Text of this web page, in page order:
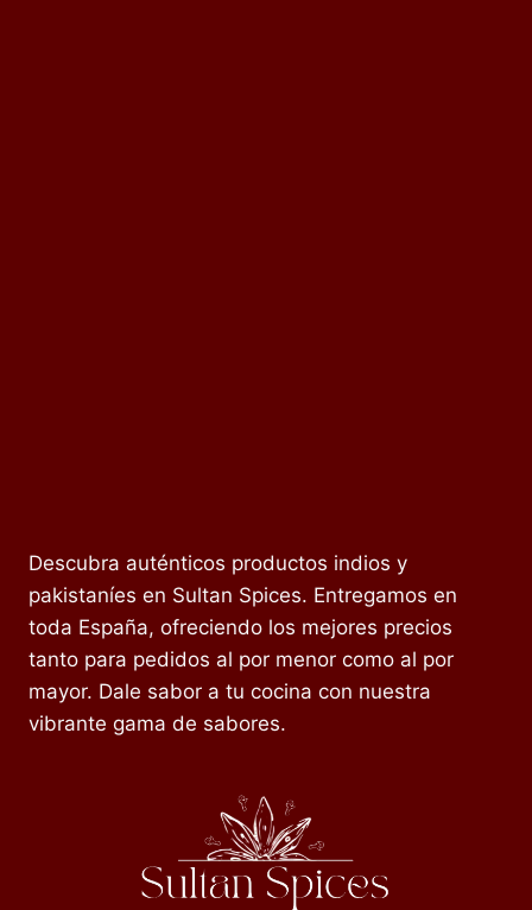
Descubra auténticos productos indios y
pakistaníes en Sultan Spices. Entregamos en
toda España, ofreciendo los mejores precios
tanto para pedidos al por menor como al por
mayor. Dale sabor a tu cocina con nuestra
vibrante gama de sabores.